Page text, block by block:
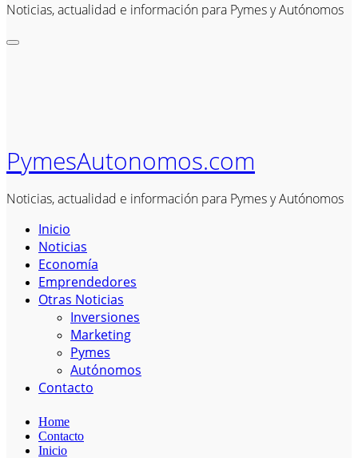
Noticias, actualidad e información para Pymes y Autónomos
PymesAutonomos.com
Noticias, actualidad e información para Pymes y Autónomos
Inicio
Noticias
Economía
Emprendedores
Otras Noticias
Inversiones
Marketing
Pymes
Autónomos
Contacto
Home
Contacto
Inicio